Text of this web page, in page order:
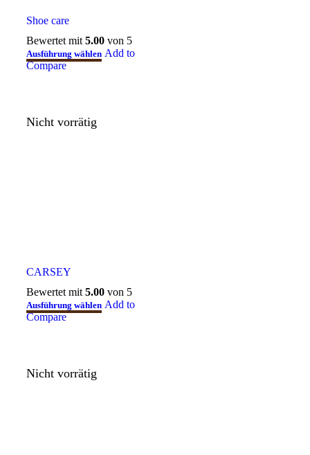
Shoe care
Bewertet mit 5.00 von 5
Ausführung wählen Add to
Compare
Nicht vorrätig
CARSEY
Bewertet mit 5.00 von 5
Ausführung wählen Add to
Compare
Nicht vorrätig